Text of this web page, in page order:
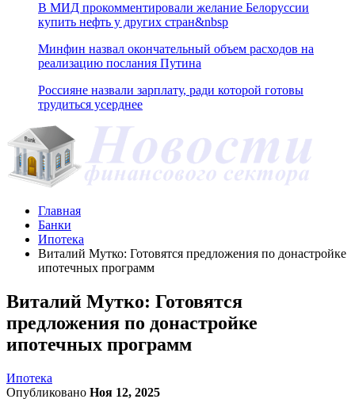
В МИД прокомментировали желание Белоруссии
купить нефть у других стран&nbsp
Минфин назвал окончательный объем расходов на
реализацию послания Путина
Россияне назвали зарплату, ради которой готовы
трудиться усерднее
Главная
Банки
Ипотека
Виталий Мутко: Готовятся предложения по донастройке
ипотечных программ
Виталий Мутко: Готовятся
предложения по донастройке
ипотечных программ
Ипотека
Опубликовано Ноя 12, 2025